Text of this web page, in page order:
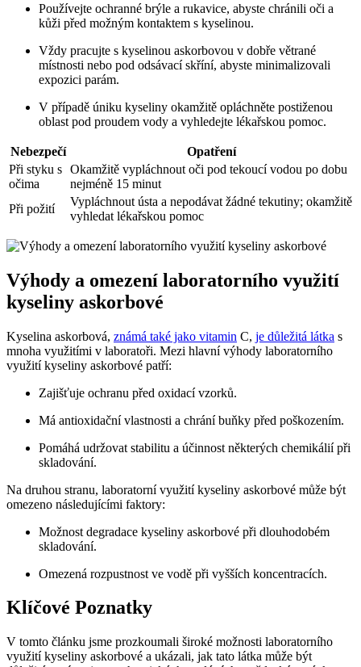
Používejte ochranné brýle a rukavice, abyste chránili oči a
kůži před možným kontaktem s kyselinou.
Vždy pracujte s kyselinou askorbovou v dobře větrané
místnosti nebo pod odsávací skříní, abyste minimalizovali
expozici parám.
V případě úniku kyseliny okamžitě opláchněte postiženou
oblast pod proudem vody a vyhledejte lékařskou pomoc.
Nebezpečí
Opatření
Při styku s
očima
Okamžitě vypláchnout oči pod tekoucí vodou po dobu
nejméně 15 minut
Při požití
Vypláchnout ústa a nepodávat žádné tekutiny; okamžitě
vyhledat lékařskou pomoc
Výhody a omezení laboratorního využití
kyseliny askorbové
Kyselina askorbová, známá také jako vitamin C, je důležitá látka s
mnoha využitími v laboratoři. Mezi hlavní výhody laboratorního
využití kyseliny askorbové patří:
Zajišťuje ochranu před oxidací vzorků.
Má antioxidační vlastnosti a chrání buňky před poškozením.
Pomáhá udržovat stabilitu a účinnost některých chemikálií při
skladování.
Na druhou stranu, laboratorní využití kyseliny askorbové může být
omezeno následujícími faktory:
Možnost degradace kyseliny askorbové při dlouhodobém
skladování.
Omezená rozpustnost ve vodě při vyšších koncentracích.
Klíčové Poznatky
V tomto článku jsme prozkoumali široké možnosti laboratorního
využití kyseliny askorbové a ukázali, jak tato látka může být